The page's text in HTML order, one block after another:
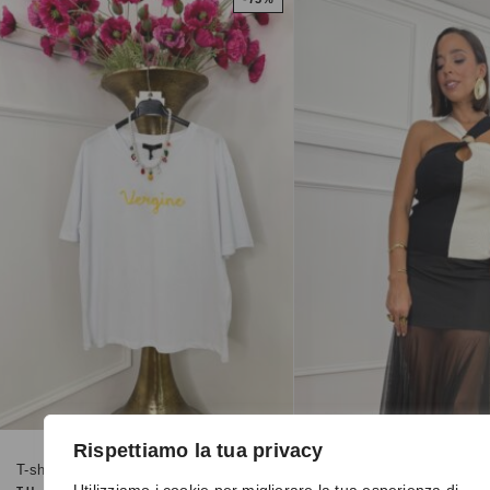
Rispettiamo la tua privacy
T-shirt VERGINE